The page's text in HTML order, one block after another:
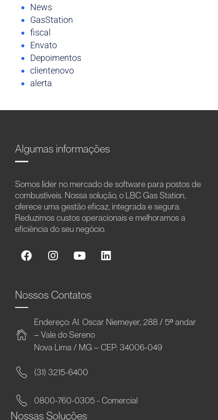
News
GasStation
fiscal
Envato
Depoimentos
clientenovo
alerta
Algumas informações
Somos líder no mercado de software para postos de
combustíveis. Nossa solução, o LBC Gas Station,
oferece uma gestão eficaz, integrada e segura.
Reduzimos custos operacionais e melhoramos a
eficiência do seu negócio.
Nossos Contatos
Endereço: Al. Oscar Niemeyer, 288 / 5º andar
– Vale do Sereno
Nova Lima / MG – CEP: 34006-049
(31) 3215-6400
0800-760-0305 - Comercial
Nossas Soluções